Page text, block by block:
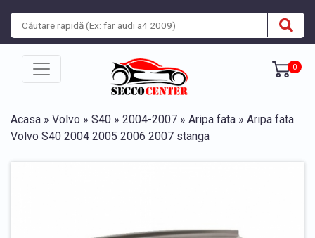
0
Acasa » Volvo » S40 » 2004-2007 » Aripa fata » Aripa fata
Volvo S40 2004 2005 2006 2007 stanga